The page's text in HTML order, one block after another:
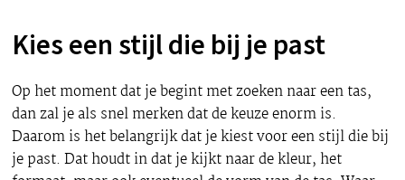
Kies een stijl die bij je past
Op het moment dat je begint met zoeken naar een tas,
dan zal je als snel merken dat de keuze enorm is.
Daarom is het belangrijk dat je kiest voor een stijl die bij
je past. Dat houdt in dat je kijkt naar de kleur, het